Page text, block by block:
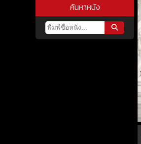
ค้นหาหนัง